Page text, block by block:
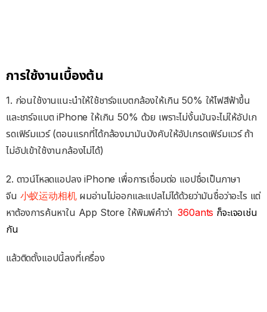
การใช้งานเบื้องต้น
1. ก่อนใช้งานแนะนำให้ใช้ชาร์จแบตกล้องให้เกิน 50% ให้ไฟสีฟ้าขึ้น
และชาร์จแบต iPhone ให้เกิน 50% ด้วย เพราะไม่งั้นมันจะไม่ให้อัปเก
รดเฟิร์มแวร์ (ตอนแรกที่ได้กล้องมามันบังคับให้อัปเกรดเฟิร์มแวร์ ถ้า
ไม่อัปเข้าใช้งานกล้องไม่ได้)
2. ดาวน์โหลดแอปลง iPhone เพื่อการเชื่อมต่อ แอปชื่อเป็นภาษา
จีน 小蚁运动相机ผมอ่านไม่ออกและแปลไม่ได้ด้วยว่ามันชื่อว่าอะไร แต่
หาต้องการค้นหาใน App Store ให้พิมพ์คำว่า360ants ก็จะเจอเช่น
กัน
แล้วติดตั้งแอปนี้ลงที่เครื่อง